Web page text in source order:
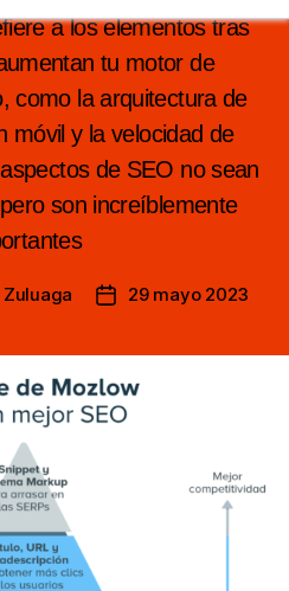
a los elementos tras
tu motor de
como la arquitectura de
móvil y la velocidad de
de SEO no sean
son increíblemente
Fecha29 mayo 2023